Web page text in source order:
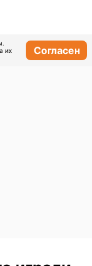
их
Согласен